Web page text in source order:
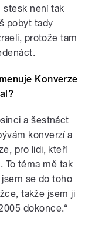
stesk není tak
pobyt tady
protože tam
Konverze
a šestnáct
konverzí a
pro lidi, kteří
To téma mě tak
se do toho
takže jsem ji
dokonce.“